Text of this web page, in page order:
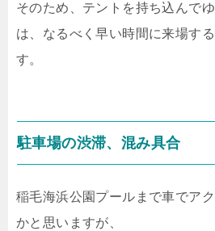
そのため、テントを持ち込んで
は、なるべく早い時間に来場す
す。
駐車場の渋滞、混み具合
稲毛海浜公園プールまで車でア
かと思いますが、